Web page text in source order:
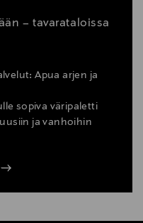
– tavarataloissa
Apua arjen ja
sopiva väripaletti
ja vanhoihin